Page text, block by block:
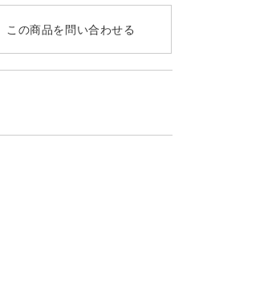
この商品を問い合わせる